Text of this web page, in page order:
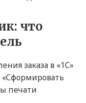
что
заказа в «1С»
печати